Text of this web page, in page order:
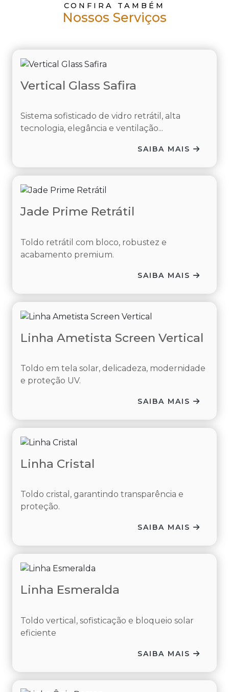
CONFIRA TAMBÉM
Nossos Serviços
Vertical Glass Safira
Sistema sofisticado de vidro retrátil, alta
tecnologia, elegância e ventilação...
SAIBA MAIS
Jade Prime Retrátil
Toldo retrátil com bloco, robustez e
acabamento premium.
SAIBA MAIS
Linha Ametista Screen Vertical
Toldo em tela solar, delicadeza, modernidade
e proteção UV.
SAIBA MAIS
Linha Cristal
Toldo cristal, garantindo transparência e
proteção.
SAIBA MAIS
Linha Esmeralda
Toldo vertical, sofisticação e bloqueio solar
eficiente
SAIBA MAIS